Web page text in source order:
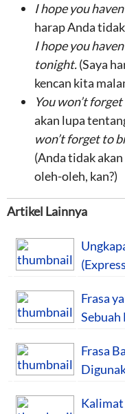
I hope you
harap Anda
I hope you
tonight.(Saya
kencan kita
You won’t
akan lupa
won’t forget to
(Anda tidak
oleh-oleh, kan?)
Artikel Lainnya
Frasa
Sebuah
Frasa
Kalimat